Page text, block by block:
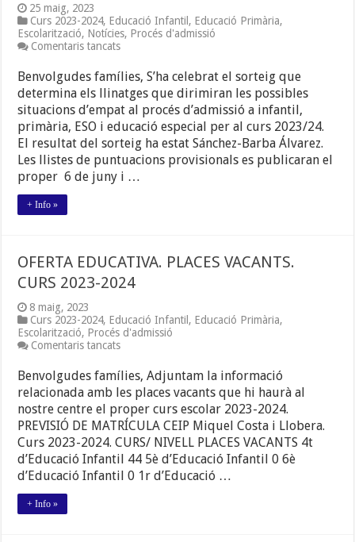
25 maig, 2023
Curs 2023-2024, Educació Infantil, Educació Primària,
Escolarització, Notícies, Procés d'admissió
Comentaris tancatsa
D’ADMISSIÓ.
RESULTAT
DEL
SORTEIG.
Benvolgudes famílies, S’ha celebrat el sorteig que
determina els llinatges que dirimiran les possibles
situacions d’empat al procés d’admissió a infantil,
primària, ESO i educació especial per al curs 2023/24.
El resultat del sorteig ha estat Sánchez-Barba Álvarez.
Les llistes de puntuacions provisionals es publicaran el
proper 6 de juny i …
+ Info »
OFERTA EDUCATIVA. PLACES VACANTS.
CURS 2023-2024
8 maig, 2023
Curs 2023-2024, Educació Infantil, Educació Primària,
Escolarització, Procés d'admissió
Comentaris tancatsa
EDUCATIVA.
PLACES
VACANTS.
CURS
2023-
2024
Benvolgudes famílies, Adjuntam la informació
relacionada amb les places vacants que hi haurà al
nostre centre el proper curs escolar 2023-2024.
PREVISIÓ DE MATRÍCULA CEIP Miquel Costa i Llobera.
Curs 2023-2024. CURS/ NIVELL PLACES VACANTS 4t
d’Educació Infantil 44 5è d’Educació Infantil 0 6è
d’Educació Infantil 0 1r d’Educació …
+ Info »